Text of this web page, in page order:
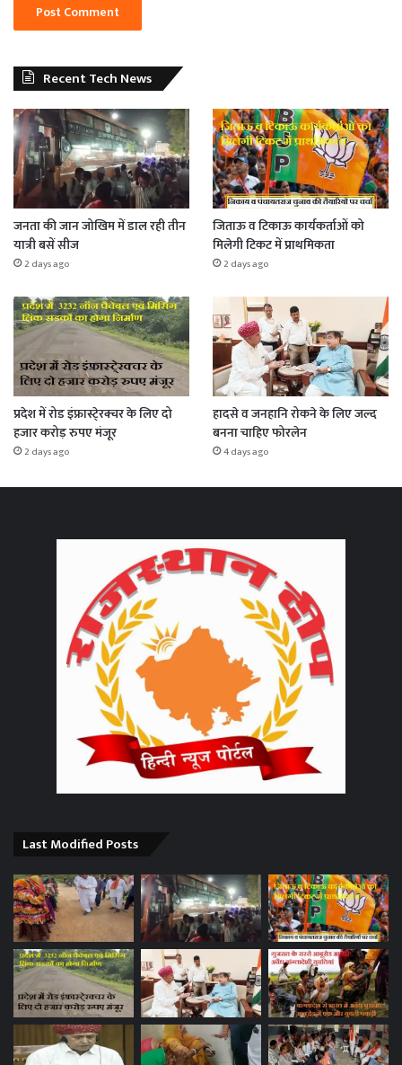
Recent Tech News
जनता की जान जोखिम में डाल रही तीन
यात्री बसें सीज
2 days ago
जिताऊ व टिकाऊ कार्यकर्ताओं को
मिलेगी टिकट में प्राथमिकता
2 days ago
प्रदेश में रोड इंफ्रास्टे्रक्चर के लिए दो
हजार करोड़ रुपए मंजूर
2 days ago
हादसे व जनहानि रोकने के लिए जल्द
बनना चाहिए फोरलेन
4 days ago
Last Modified Posts